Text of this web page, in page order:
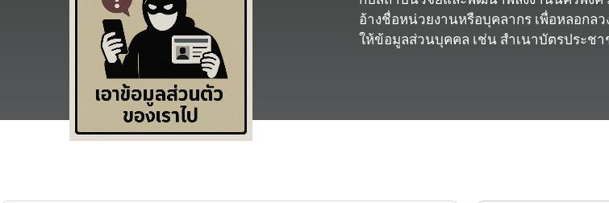
อ้างชื่อหน่วยงานหรือบุคลากร เพื่อหลอกล
ให้ข้อมูลส่วนบุคคล เช่น สำเนาบัตรประช